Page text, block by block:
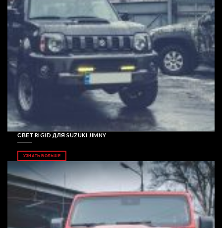
СВЕТ RIGID ДЛЯ SUZUKI JIMNY
УЗНАТЬ БОЛЬШЕ